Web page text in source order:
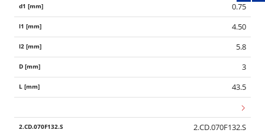
0.75
4.50
5.8
3
43.5
2.CD.070F132.S